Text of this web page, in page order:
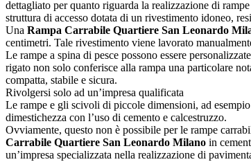
dettagliato per quanto riguarda la realizzazione di
struttura di accesso dotata di un rivestimento idoneo,
Una Rampa Carrabile Quartiere San Leonardo
centimetri. Tale rivestimento viene lavorato
Le rampe a spina di pesce possono essere
rigato non solo conferisce alla rampa una particolare
compatta, stabile e sicura.
Rivolgersi solo ad un’impresa qualificata
Le rampe e gli scivoli di piccole dimensioni, ad
dimestichezza con l’uso di cemento e calcestruzzo.
Ovviamente, questo non è possibile per le rampe
Carrabile Quartiere San Leonardo Milano in
un’impresa specializzata nella realizzazione di